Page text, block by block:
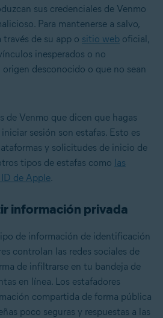
sus credenciales de Venmo
Para mantenerse a salvo,
través de su app o sitio web oficial,
inesperados o no
desconocido o que no sean
de Venmo que dicen que hagas
sesión son estafas. Esto es
y solicitudes de inicio de
tipos de estafas como las
de Apple.
información privada
de información de identificación
controlan las redes sociales de
de infiltrarse en tu bandeja de
en línea. Los estafadores
compartida de forma pública
poco seguras y respuestas a las